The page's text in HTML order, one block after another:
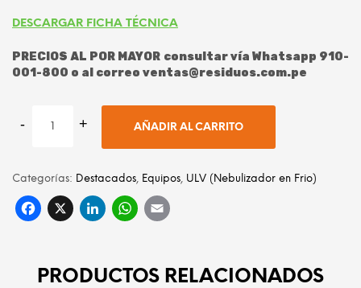
DESCARGAR FICHA TÉCNICA
PRECIOS AL POR MAYOR consultar vía Whatsapp 910-
001-800 o al correo ventas@residuos.com.pe
AÑADIR AL CARRITO
Categorías: Destacados Equipos ULV (Nebulizador en Frio)
Facebook
X LinkedIn
WhatsApp
PRODUCTOS RELACIONADOS